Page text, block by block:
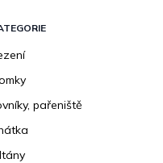
pařeniště